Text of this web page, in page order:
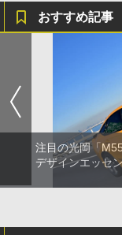
おすすめ記事
注目の光岡「
デザインエッセ